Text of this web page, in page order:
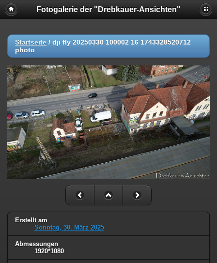
Fotogalerie der "Drebkauer-Ansichten"
Startseite / dji fly 20250330 100002 16 1743328520712
photo
Erstellt am
Sonntag, 30. März 2025
Abmessungen
1920*1080